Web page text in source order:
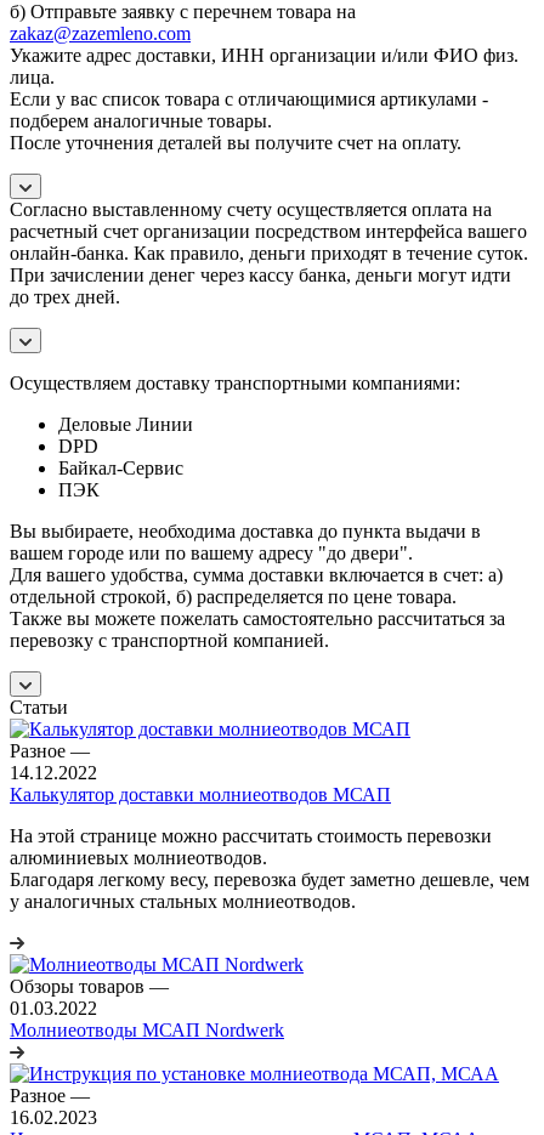
б) Отправьте заявку с перечнем товара на
zakaz@zazemleno.com
Укажите адрес доставки, ИНН организации и/или ФИО физ.
лица.
Если у вас список товара с отличающимися артикулами -
подберем аналогичные товары.
После уточнения деталей вы получите счет на оплату.
Согласно выставленному счету осуществляется оплата на
расчетный счет организации посредством интерфейса вашего
онлайн-банка. Как правило, деньги приходят в течение суток.
При зачислении денег через кассу банка, деньги могут идти
до трех дней.
Осуществляем доставку транспортными компаниями:
Деловые Линии
DPD
Байкал-Сервис
ПЭК
Вы выбираете, необходима доставка до пункта выдачи в
вашем городе или по вашему адресу "до двери".
Для вашего удобства, сумма доставки включается в счет: а)
отдельной строкой, б) распределяется по цене товара.
Также вы можете пожелать самостоятельно рассчитаться за
перевозку с транспортной компанией.
Статьи
Разное —
14.12.2022
Калькулятор доставки молниеотводов МСАП
На этой странице можно рассчитать стоимость перевозки
алюминиевых молниеотводов.
Благодаря легкому весу, перевозка будет заметно дешевле, чем
у аналогичных стальных молниеотводов.
Обзоры товаров —
01.03.2022
Молниеотводы МСАП Nordwerk
Разное —
16.02.2023